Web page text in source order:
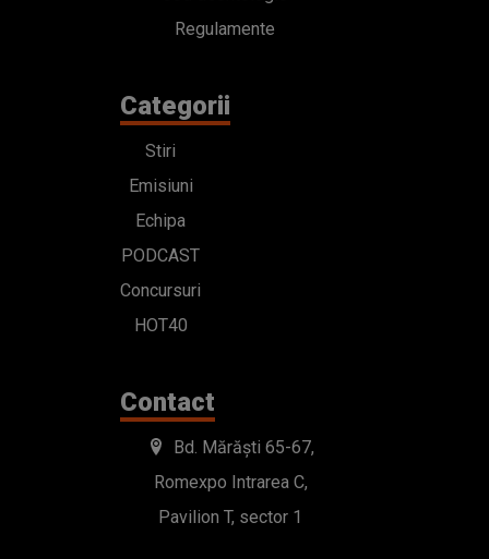
Regulamente
Categorii
Stiri
Emisiuni
Echipa
PODCAST
Concursuri
HOT40
Contact
Bd. Mărăști 65-67,
Romexpo Intrarea C,
Pavilion T, sector 1